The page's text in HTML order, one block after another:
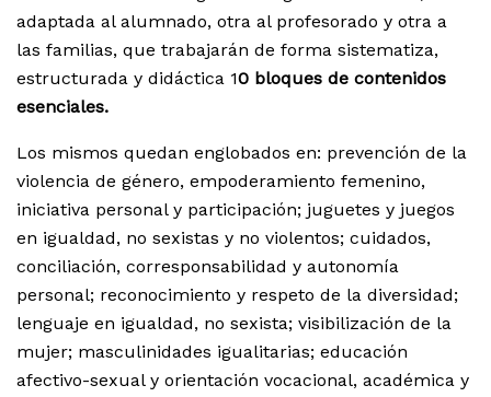
adaptada al alumnado, otra al profesorado y otra a
las familias, que trabajarán de forma sistematiza,
estructurada y didáctica 10 bloques de contenidos
esenciales.
Los mismos quedan englobados en: prevención de la
violencia de género, empoderamiento femenino,
iniciativa personal y participación; juguetes y juegos
en igualdad, no sexistas y no violentos; cuidados,
conciliación, corresponsabilidad y autonomía
personal; reconocimiento y respeto de la diversidad;
lenguaje en igualdad, no sexista; visibilización de la
mujer; masculinidades igualitarias; educación
afectivo-sexual y orientación vocacional, académica y